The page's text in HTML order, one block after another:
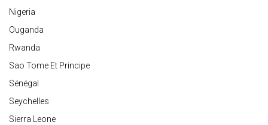
Nigeria
Ouganda
Rwanda
Sao Tome Et Principe
Sénégal
Seychelles
Sierra Leone